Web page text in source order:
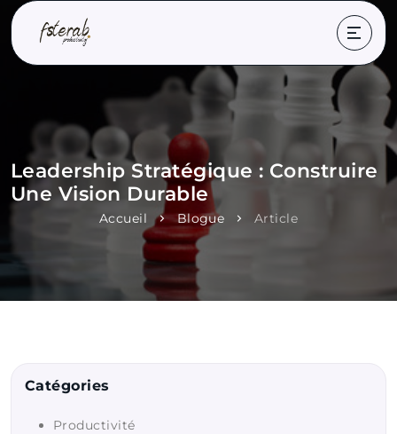
Leadership Stratégique : Construire
Une Vision Durable
Accueil Blogue Article
Catégories
Productivité